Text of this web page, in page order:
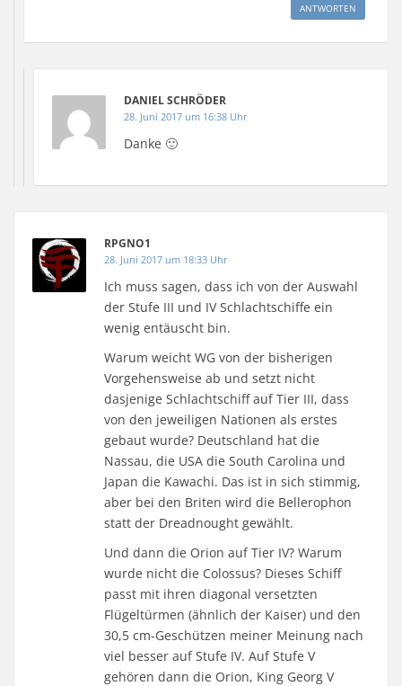
ANTWORTEN
DANIEL SCHRÖDER
28. Juni 2017 um 16:38 Uhr
Danke 🙂
RPGNO1
28. Juni 2017 um 18:33 Uhr
Ich muss sagen, dass ich von der Auswahl
der Stufe III und IV Schlachtschiffe ein
wenig entäuscht bin.
Warum weicht WG von der bisherigen
Vorgehensweise ab und setzt nicht
dasjenige Schlachtschiff auf Tier III, dass
von den jeweiligen Nationen als erstes
gebaut wurde? Deutschland hat die
Nassau, die USA die South Carolina und
Japan die Kawachi. Das ist in sich stimmig,
aber bei den Briten wird die Bellerophon
statt der Dreadnought gewählt.
Und dann die Orion auf Tier IV? Warum
wurde nicht die Colossus? Dieses Schiff
passt mit ihren diagonal versetzten
Flügeltürmen (ähnlich der Kaiser) und den
30,5 cm-Geschützen meiner Meinung nach
viel besser auf Stufe IV. Auf Stufe V
gehören dann die Orion, King Georg V